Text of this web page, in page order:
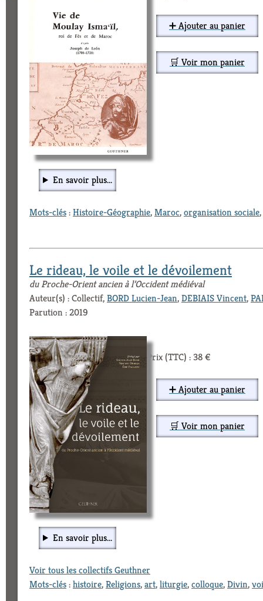
➕ Ajouter au panier
🛒 Voir mon panier
En savoir plus...
Mots-clés:Histoire-Géographie,Maroc,organisation sociale,
Le rideau, le voile et le dévoilement
du Proche-Orient ancien à l’Occident médiéval
Auteur(s) : Collectif,BORD Lucien-Jean,DEBIAIS Vincent,
Parution : 2019
Prix (TTC) : 38 €
➕ Ajouter au panier
🛒 Voir mon panier
En savoir plus...
Voir tous les collectifs Geuthner
Mots-clés:histoire,Religions,art,liturgie,colloque,Divin,